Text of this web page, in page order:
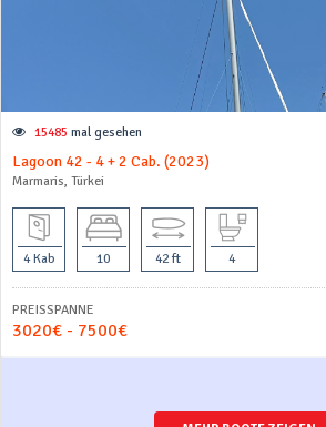
15485 mal gesehen
Lagoon 42 - 4 + 2 Cab. (2023)
Marmaris, Türkei
4 Kab 10 42 ft 4
PREISSPANNE
3020€ - 7500€